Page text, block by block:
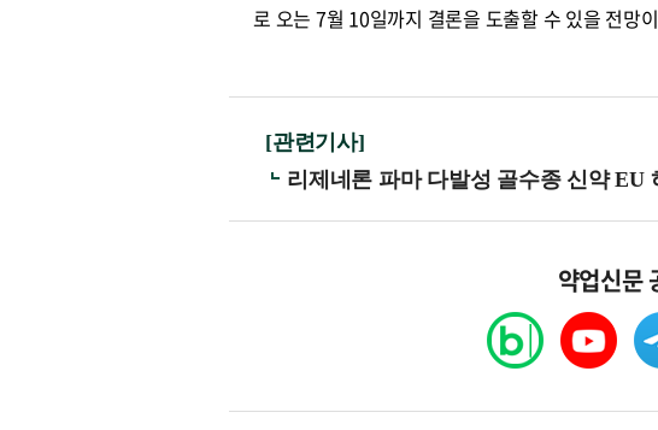
로 오는 7월 10일까지 결론을 도출할 수 있을 전망
[관련기사]
리제네론 파마 다발성 골수종 신약 EU
약업신문